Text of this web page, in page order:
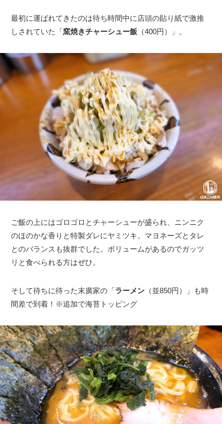
最初に運ばれてきたのは待ち時間中に店頭の貼り紙で激推
しされていた「窯焼きチャーシュー飯 （400円）」。
ご飯の上にはゴロゴロとチャーシューが盛られ、ニンニク
のほのかな香りと特製ダレにヤミツキ。マヨネーズとタレ
とのバランスも抜群でした。ボリュームがあるのでガッツ
リと食べられる方はぜひ。
そして待ちに待った末廣家の「 ラーメン （並850円）」も時
間差で到着！※追加で海苔トッピング